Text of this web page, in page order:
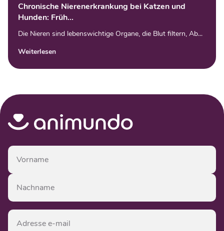
Chronische Nierenerkrankung bei Katzen und
Hunden: Früh...
Die Nieren sind lebenswichtige Organe, die Blut filtern, Ab...
Weiterlesen